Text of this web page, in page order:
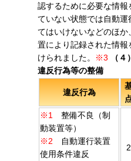
認するために必要な情報
ていない状態では自動
てはいけないなどのほ
置により記録された情
けられました。
※3
（
違反行為等の整備
違反行為
※1
整備不良（制
動装置等）
※2 自動運行装置
使用条件違反